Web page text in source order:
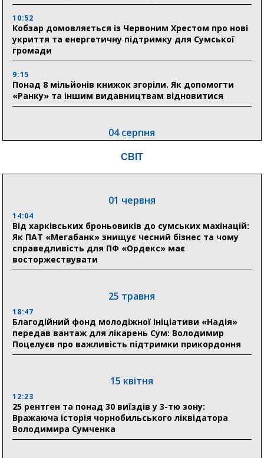
10:52
Кобзар домовляється із Червоним Хрестом про нові
укриття та енергетичну підтримку для Сумської
громади
9:15
Понад 8 мільйонів книжок згоріли. Як допомогти
«Ранку» та іншим видавництвам відновитися
04 серпня
Пенсійний фонд Сумщини спрямував 0,2 млрд грн
18:54
Романько розширює програму відпочинку дітей із
прифронтової Сумщини: перша група оздоровилася
в Австрії
Ніколаєнко: у Сумах погодили 115 компенсацій на
відновлення житла майже на 6,6 млн грн
31 липня
Сумщини пояснив, як отримати допомогу на зиму
17:52
«Укрексімбанк» припиняє виплату пенсій: у
Пенсійному фонді Сумщини пояснили, що робити
людям
СВІТ
01 червня
14:04
Від харківських броньовиків до сумських махінацій:
Як ПАТ «Мегабанк» знищує чесний бізнес та чому
справедливість для ПФ «Ордекс» має
восторжествувати
25 травня
18:47
Благодійний фонд молодіжної ініціативи «Надія»
передав вантаж для лікарень Сум: Володимир
Поцелуєв про важливість підтримки прикордоння
15 квітня
12:23
25 рентген та понад 30 виїздів у 3-тю зону:
Вражаюча історія чорнобильського ліквідатора
Володимира Сумченка